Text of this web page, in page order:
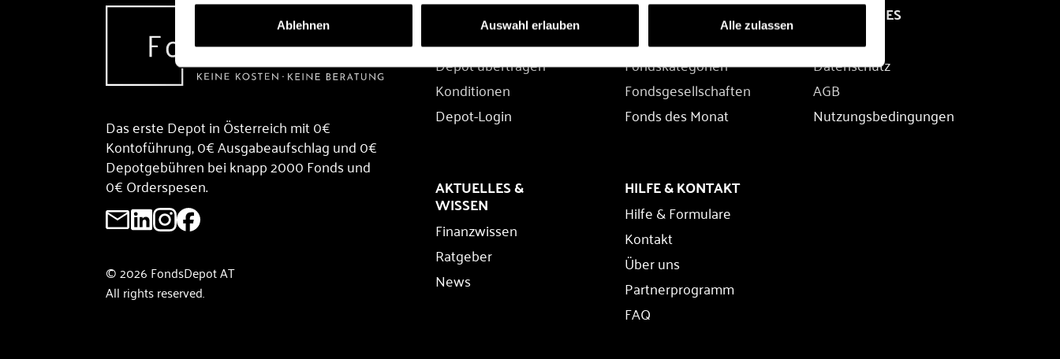
Ablehnen Auswahl erlauben Alle zulassen
Das erste Depot in Österreich mit 0€
Kontoführung, 0€ Ausgabeaufschlag und 0€
Depotgebühren bei knapp 2000 Fonds und
0€ Orderspesen.
© 2026 FondsDepot AT
All rights reserved.
DEPOT
Depot übertragen
Konditionen
Depot-Login
FONDS
Fondssuche
Fondskategorien
Fondsgesellschaften
Fonds des Monat
RECHTLICHES
Impressum
Datenschutz
AGB
Nutzungsbedingungen
AKTUELLES &
WISSEN
Finanzwissen
Ratgeber
News
HILFE & KONTAKT
Hilfe & Formulare
Kontakt
Über uns
Partnerprogramm
FAQ